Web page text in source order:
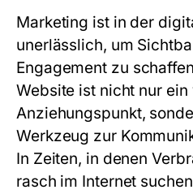
Marketing ist in der
unerlässlich, um
Engagement zu
Website ist nicht nur
Anziehungspunkt,
Werkzeug zur
In Zeiten, in denen
rasch im Internet